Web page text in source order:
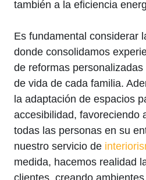
también a la eficiencia
Es fundamental considerar
donde consolidamos
de reformas
de vida de cada familia.
la adaptación de espacios
accesibilidad, favoreciendo
todas las personas en su
nuestro servicio de
medida, hacemos realidad
clientes, creando